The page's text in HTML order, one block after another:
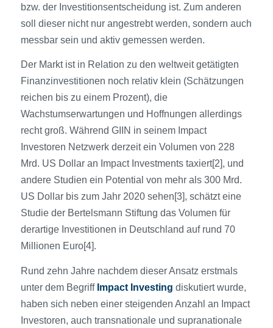
bzw. der Investitionsentscheidung ist. Zum anderen
soll dieser nicht nur angestrebt werden, sondern auch
messbar sein und aktiv gemessen werden.
Der Markt ist in Relation zu den weltweit getätigten
Finanzinvestitionen noch relativ klein (Schätzungen
reichen bis zu einem Prozent), die
Wachstumserwartungen und Hoffnungen allerdings
recht groß. Während GIIN in seinem Impact
Investoren Netzwerk derzeit ein Volumen von 228
Mrd. US Dollar an Impact Investments taxiert[2], und
andere Studien ein Potential von mehr als 300 Mrd.
US Dollar bis zum Jahr 2020 sehen[3], schätzt eine
Studie der Bertelsmann Stiftung das Volumen für
derartige Investitionen in Deutschland auf rund 70
Millionen Euro[4].
Rund zehn Jahre nachdem dieser Ansatz erstmals
unter dem BegriffImpact Investing diskutiert wurde,
haben sich neben einer steigenden Anzahl an Impact
Investoren, auch transnationale und supranationale